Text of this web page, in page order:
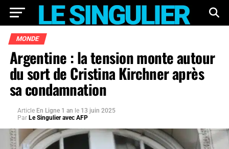
MONDE
Argentine : la tension monte autour
du sort de Cristina Kirchner après
sa condamnation
Article En Ligne 1 an le 13 juin 2025
Par Le Singulier avec AFP